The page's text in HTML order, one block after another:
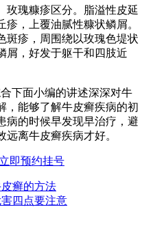
玫瑰糠疹区分。脂溢性皮延
，上覆油腻性糠状鳞屑。
斑疹，周围绕以玫瑰色堤状
屑，好发于躯干和四肢近
下面小编的讲述深深对牛
，能够了解牛皮癣疾病的初
病的时候早发现早治疗，避
离牛皮癣疾病才好。
即预约挂号
癣的方法
四点要注意